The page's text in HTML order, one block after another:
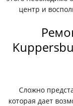
центр и
Сложно
которая дает